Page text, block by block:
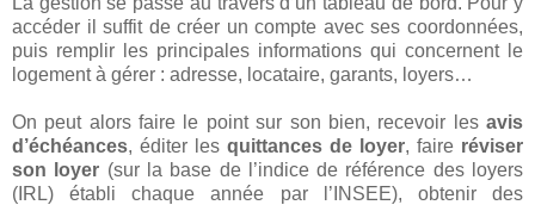
accéder il suffit de créer un compte avec ses coordonnées,
puis remplir les principales informations qui concernent le
logement à gérer : adresse, locataire, garants, loyers…
On peut alors faire le point sur son bien, recevoir les avis
d’échéances, éditer les quittances de loyer, faire réviser
son loyer (sur la base de l’indice de référence des loyers
(IRL) établi chaque année par l’INSEE), obtenir des